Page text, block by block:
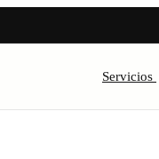
Servicios